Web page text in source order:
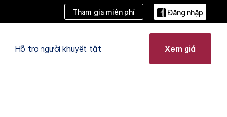
Tham gia miễn phí Đăng nhập
Hỗ trợ người khuyết tật Xem giá